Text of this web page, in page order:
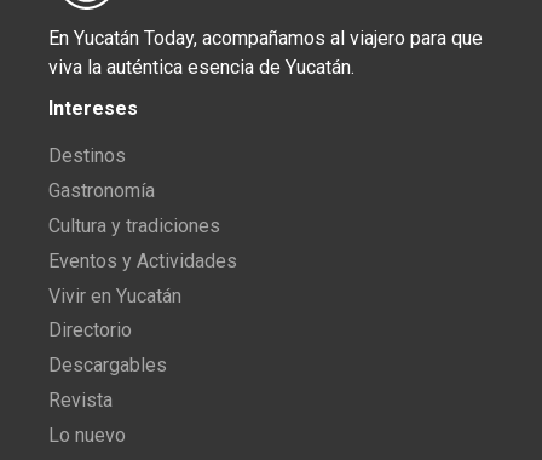
En Yucatán Today, acompañamos al viajero para que
viva la auténtica esencia de Yucatán.
Intereses
Destinos
Gastronomía
Cultura y tradiciones
Eventos y Actividades
Vivir en Yucatán
Directorio
Descargables
Revista
Lo nuevo